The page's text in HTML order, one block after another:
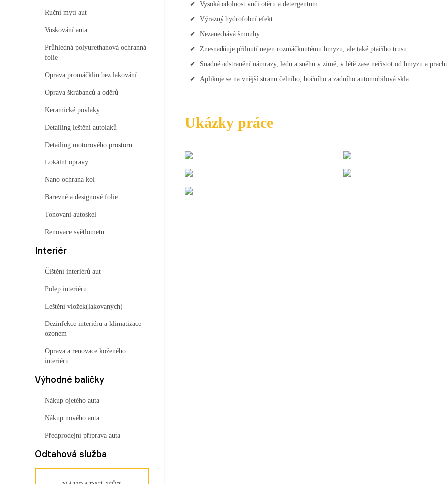
Ruční mytí aut
Voskování auta
Průhledná polyurethanová ochranná
folie
Oprava promáčklin bez lakování
Oprava škrábanců a oděrů
Keramické povlaky
Detailing leštění autolaků
Detailing motorového prostoru
Lokální opravy
Nano ochrana kol
Barevné a designové folie
Tonovani autoskel
Renovace světlometů
Interiér
Čištění interiérů aut
Polep interiéru
Leštění vložek(lakovaných)
Dezinfekce interiéru a klimatizace
ozonem
Oprava a renovace koženého
interiéru
Výhodné balíčky
Nákup ojetého auta
Nákup nového auta
Předprodejní příprava auta
Odtahová služba
Vysoká odolnost vůči otěru a detergentům
Výrazný hydrofobní efekt
Nezanechává šmouhy
Znesnadňuje přilnutí nejen rozmáčknutému hmyzu, ale také ptačího trusu.
Snadné odstranění námrazy, ledu a sněhu v zimě, v létě zase nečistot od hmyzu a
Aplikuje se na vnější stranu čelního, bočního a zadního automobilová skla
Ukázky práce